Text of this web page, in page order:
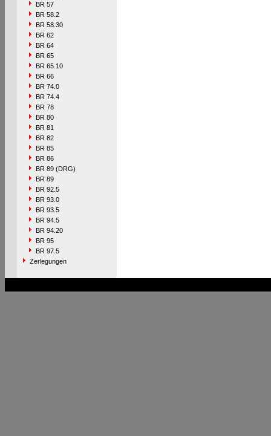
BR 57
BR 58.2
BR 58.30
BR 62
BR 64
BR 65
BR 65.10
BR 66
BR 74.0
BR 74.4
BR 78
BR 80
BR 81
BR 82
BR 85
BR 86
BR 89 (DRG)
BR 89
BR 92.5
BR 93.0
BR 93.5
BR 94.5
BR 94.20
BR 95
BR 97.5
Zerlegungen